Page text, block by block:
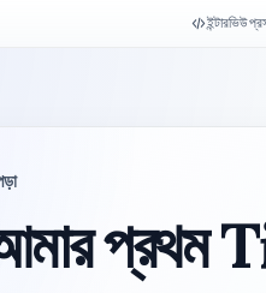
ইন্টারভিউ
প্রথম